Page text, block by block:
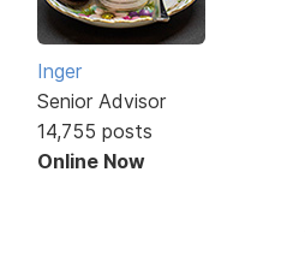
Inger
Senior Advisor
14,755 posts
Online Now